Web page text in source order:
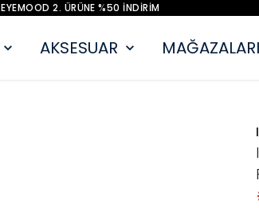
EYEMOOD 2. ÜRÜNE %50 İNDİRİM
AKSESUAR